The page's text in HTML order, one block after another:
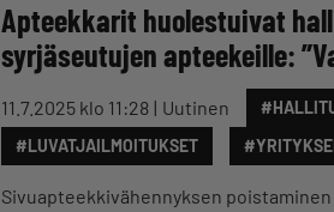
Apteekkarit huolestuivat
syrjäseutujen apteekeille:
11.7.2025 klo 11:28 Uutinen
#LUVATJAILMOITUKSET
Sivuapteekkivähennyksen